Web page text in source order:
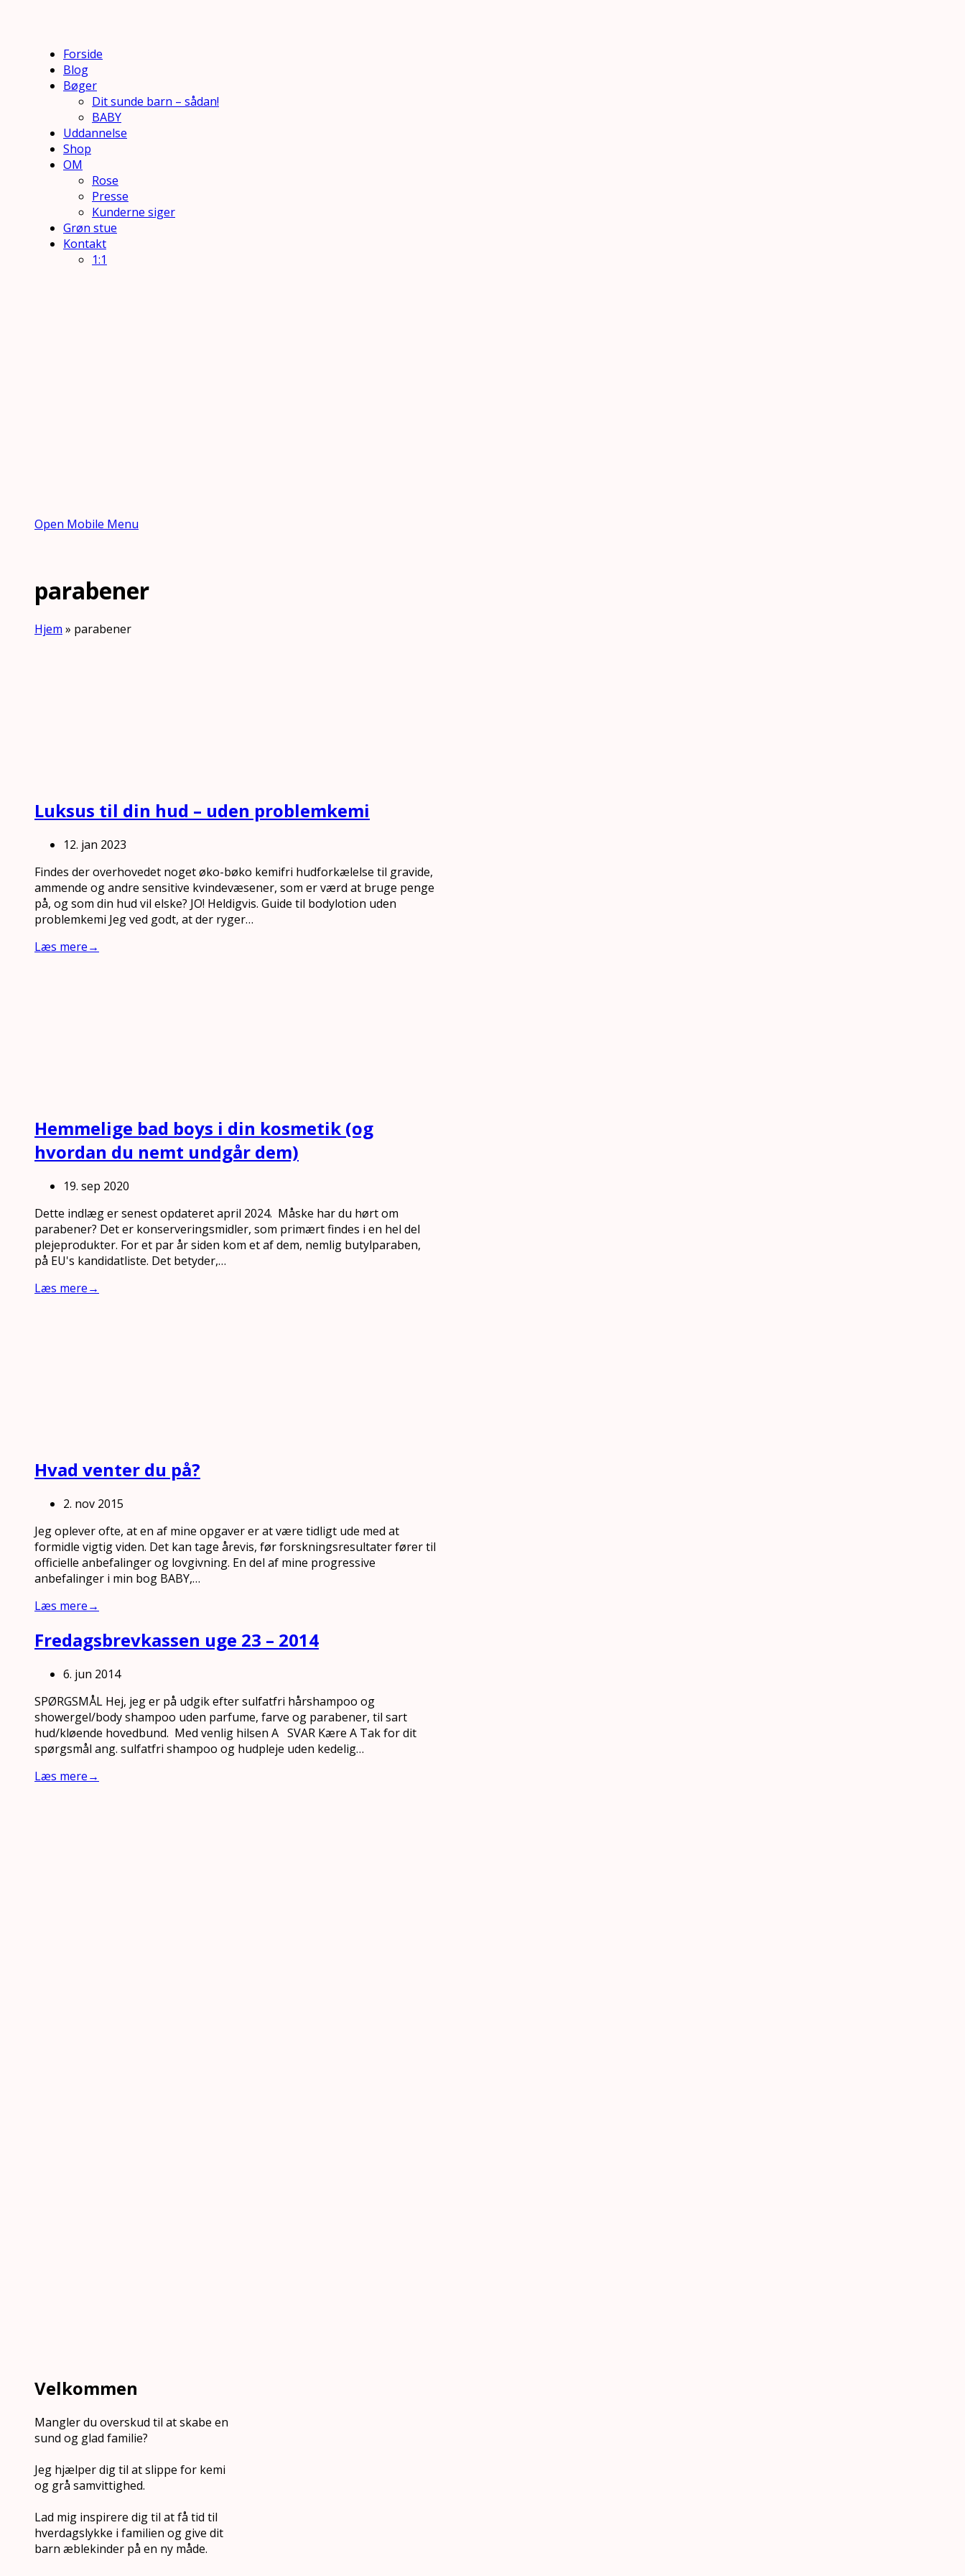
Forside
Blog
Bøger
Dit sunde barn – sådan!
BABY
Uddannelse
Shop
OM
Rose
Presse
Kunderne siger
Grøn stue
Kontakt
1:1
Open Mobile Menu
parabener
Hjem » parabener
Luksus til din hud – uden problemkemi
12. jan 2023
Findes der overhovedet noget øko-bøko kemifri hudforkælelse til gravide,
ammende og andre sensitive kvindevæsener, som er værd at bruge penge
på, og som din hud vil elske? JO! Heldigvis. Guide til bodylotion uden
problemkemi Jeg ved godt, at der ryger…
Læs mere→
Hemmelige bad boys i din kosmetik (og
hvordan du nemt undgår dem)
19. sep 2020
Dette indlæg er senest opdateret april 2024. Måske har du hørt om
parabener? Det er konserveringsmidler, som primært findes i en hel del
plejeprodukter. For et par år siden kom et af dem, nemlig butylparaben,
på EU's kandidatliste. Det betyder,…
Læs mere→
Hvad venter du på?
2. nov 2015
Jeg oplever ofte, at en af mine opgaver er at være tidligt ude med at
formidle vigtig viden. Det kan tage årevis, før forskningsresultater fører til
officielle anbefalinger og lovgivning. En del af mine progressive
anbefalinger i min bog BABY,…
Læs mere→
Fredagsbrevkassen uge 23 – 2014
6. jun 2014
SPØRGSMÅL Hej, jeg er på udgik efter sulfatfri hårshampoo og
showergel/body shampoo uden parfume, farve og parabener, til sart
hud/kløende hovedbund. Med venlig hilsen A SVAR Kære A Tak for dit
spørgsmål ang. sulfatfri shampoo og hudpleje uden kedelig…
Læs mere→
Velkommen
Mangler du overskud til at skabe en
sund og glad familie?
Jeg hjælper dig til at slippe for kemi
og grå samvittighed.
Lad mig inspirere dig til at få tid til
hverdagslykke i familien og give dit
barn æblekinder på en ny måde.